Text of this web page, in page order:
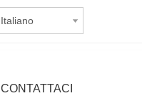
Italiano
CONTATTACI